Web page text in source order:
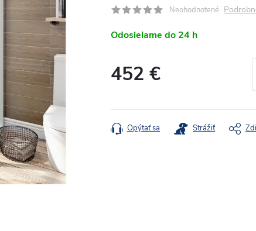
Neohodnotené
Odosielame do 24 h
452 €
Opýtať sa Strážiť